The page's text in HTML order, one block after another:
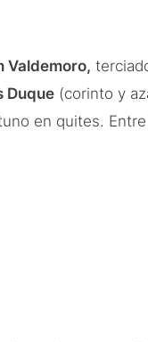
Valdemoro,
Duque (corinto y
en quites.